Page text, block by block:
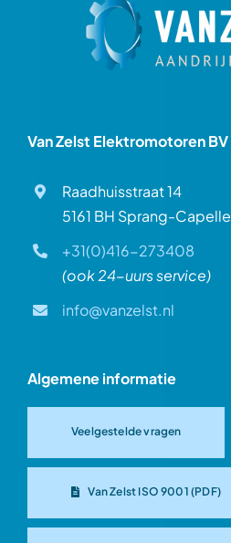
Van Zelst Elektromotoren BV
Raadhuisstraat 14
5161 BH Sprang-Capelle
+31(0)416-273408
(ook 24-uurs service)
info@vanzelst.nl
Algemene informatie
Veelgestelde vragen
Van Zelst ISO 9001 (PDF)